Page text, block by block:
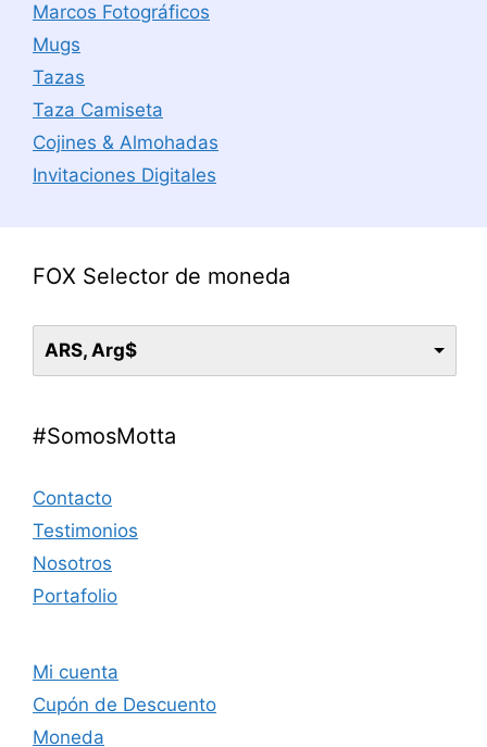
Marcos Fotográficos
Mugs
Tazas
Taza Camiseta
Cojines & Almohadas
Invitaciones Digitales
FOX Selector de moneda
ARS, Arg$
#SomosMotta
Contacto
Testimonios
Nosotros
Portafolio
Mi cuenta
Cupón de Descuento
Moneda